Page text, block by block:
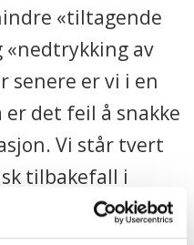
«tiltagende
«nedtrykking av
senere er vi i en
det feil å snakke
Vi står tvert
tilbakefall i